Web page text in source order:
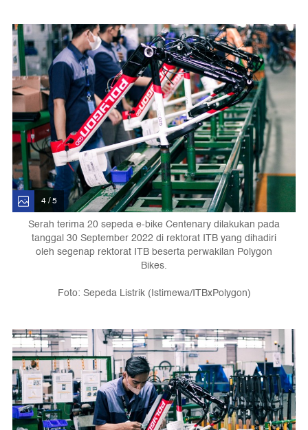
4 / 5
Serah terima 20 sepeda e-bike Centenary dilakukan pada
tanggal 30 September 2022 di rektorat ITB yang dihadiri
oleh segenap rektorat ITB beserta perwakilan Polygon
Bikes.
Foto: Sepeda Listrik (Istimewa/ITBxPolygon)